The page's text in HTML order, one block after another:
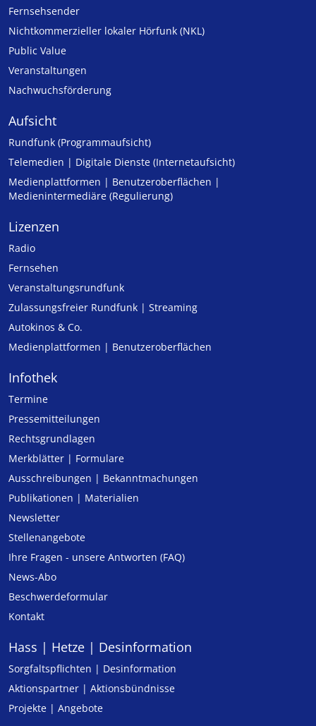
Fernsehsender
Nicht­kommer­zieller lo­ka­ler Hör­funk (NKL)
Public Value
Veranstaltungen
Nachwuchsförderung
Aufsicht
Rundfunk (Programmaufsicht)
Telemedien | Digitale Dienste (Internetaufsicht)
Medienplattformen | Benutzeroberflächen |
Medienintermediäre (Regulierung)
Lizenzen
Radio
Fernsehen
Veranstaltungsrundfunk
Zulassungs­freier Rund­funk | Streaming
Autokinos & Co.
Medienplattformen | Benutzeroberflächen
Infothek
Termine
Pressemitteilungen
Rechtsgrundlagen
Merkblätter | Formulare
Ausschreibungen | Bekanntmachungen
Publikationen | Materialien
Newsletter
Stellenangebote
Ihre Fragen - unsere Antworten (FAQ)
News-Abo
Beschwerdeformular
Kontakt
Hass | Hetze | Desinformation
Sorgfaltspflichten | Desinformation
Aktionspartner | Aktionsbündnisse
Projekte | Angebote